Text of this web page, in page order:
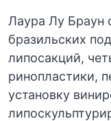
Лаура Лу Браун
бразильских
липосакций,
ринопластики,
установку